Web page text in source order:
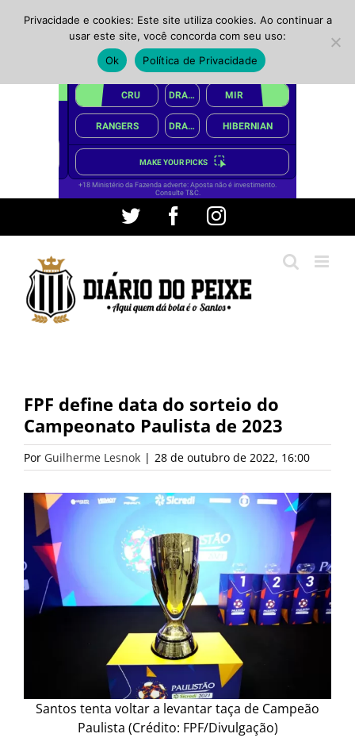
conteúdo
Twitter FacebookInstagram
FPF define data do sorteio do
Campeonato Paulista de 2023
Por Guilherme Lesnok | 28 de outubro de 2022, 16:00
Santos tenta voltar a levantar taça de Campeão
Paulista (Crédito: FPF/Divulgação)
Privacidade e cookies: Este site utiliza cookies. Ao continuar a
usar este site, você concorda com seu uso:
Ok
Política de Privacidade